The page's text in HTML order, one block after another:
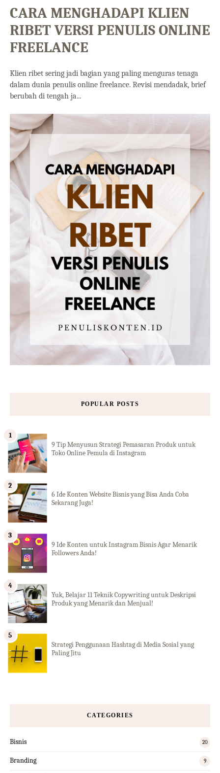
CARA MENGHADAPI KLIEN
RIBET VERSI PENULIS ONLINE
FREELANCE
Klien ribet sering jadi bagian yang paling menguras tenaga
dalam dunia penulis online freelance. Revisi mendadak, brief
berubah di tengah ja...
POPULAR POSTS
9 Tip Menyusun Strategi Pemasaran Produk untuk
Toko Online Pemula di Instagram
6 Ide Konten Website Bisnis yang Bisa Anda Coba
Sekarang Juga!
9 Ide Konten untuk Instagram Bisnis Agar Menarik
Followers Anda!
Yuk, Belajar 11 Teknik Copywriting untuk Deskripsi
Produk yang Menarik dan Menjual!
Strategi Penggunaan Hashtag di Media Sosial yang
Paling Jitu
CATEGORIES
Bisnis 20
Branding 9